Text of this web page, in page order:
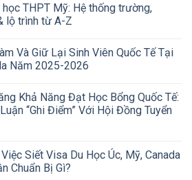
học THPT Mỹ: Hệ thống trường,
lộ trình từ A-Z
Và Giữ Lại Sinh Viên Quốc Tế Tại
Năm 2025-2026
Khả Năng Đạt Học Bổng Quốc Tế:
“Ghi Điểm” Với Hội Đồng Tuyển
Siết Visa Du Học Úc, Mỹ, Canada
Chuẩn Bị Gì?